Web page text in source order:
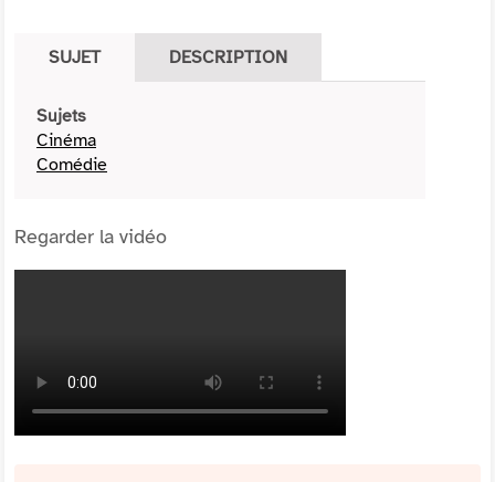
SUJET DESCRIPTION
Sujets
Cinéma
Comédie
Regarder la vidéo